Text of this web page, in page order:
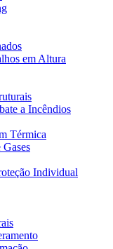
em Altura
a Incêndios
Térmica
Individual